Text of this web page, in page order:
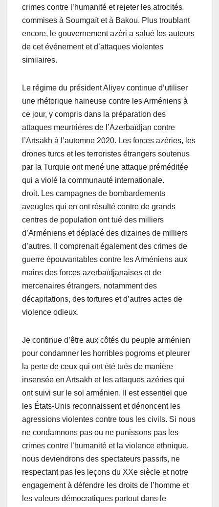
crimes contre l’humanité et rejeter les atrocités
commises à Soumgaït et à Bakou. Plus troublant
encore, le gouvernement azéri a salué les auteurs
de cet événement et d’attaques violentes
similaires.
Le régime du président Aliyev continue d’utiliser
une rhétorique haineuse contre les Arméniens à
ce jour, y compris dans la préparation des
attaques meurtrières de l’Azerbaïdjan contre
l’Artsakh à l’automne 2020. Les forces azéries, les
drones turcs et les terroristes étrangers soutenus
par la Turquie ont mené une attaque préméditée
qui a violé la communauté internationale.
droit. Les campagnes de bombardements
aveugles qui en ont résulté contre de grands
centres de population ont tué des milliers
d’Arméniens et déplacé des dizaines de milliers
d’autres. Il comprenait également des crimes de
guerre épouvantables contre les Arméniens aux
mains des forces azerbaïdjanaises et de
mercenaires étrangers, notamment des
décapitations, des tortures et d’autres actes de
violence odieux.
Je continue d’être aux côtés du peuple arménien
pour condamner les horribles pogroms et pleurer
la perte de ceux qui ont été tués de manière
insensée en Artsakh et les attaques azéries qui
ont suivi sur le sol arménien. Il est essentiel que
les États-Unis reconnaissent et dénoncent les
agressions violentes contre tous les civils. Si nous
ne condamnons pas ou ne punissons pas les
crimes contre l’humanité et la violence ethnique,
nous deviendrons des spectateurs passifs, ne
respectant pas les leçons du XXe siècle et notre
engagement à défendre les droits de l’homme et
les valeurs démocratiques partout dans le